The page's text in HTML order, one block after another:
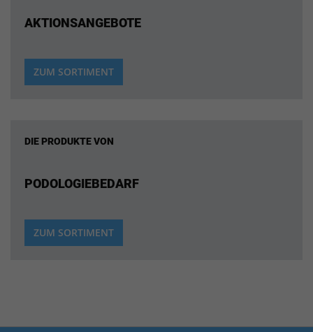
AKTIONSANGEBOTE
ZUM SORTIMENT
DIE PRODUKTE VON
PODOLOGIEBEDARF
ZUM SORTIMENT